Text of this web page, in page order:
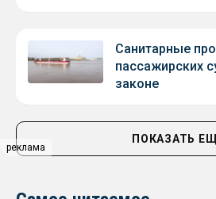
реклама
Санитарные
пассажирских
законе
ПОКАЗАТЬ